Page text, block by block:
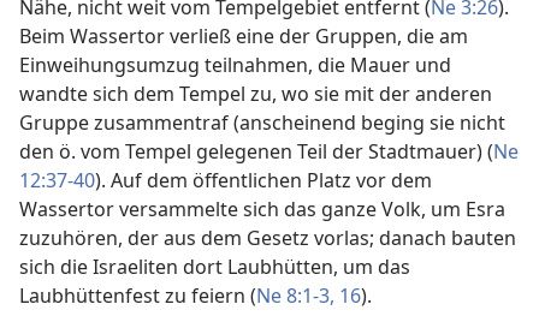
Nähe, nicht weit vom Tempelgebiet entfernt (Ne 3:26).
Beim Wassertor verließ eine der Gruppen, die am
Einweihungsumzug teilnahmen, die Mauer und
wandte sich dem Tempel zu, wo sie mit der anderen
Gruppe zusammentraf (anscheinend beging sie nicht
den ö. vom Tempel gelegenen Teil der Stadtmauer) (Ne
12:37-40). Auf dem öffentlichen Platz vor dem
Wassertor versammelte sich das ganze Volk, um Esra
zuzuhören, der aus dem Gesetz vorlas; danach bauten
sich die Israeliten dort Laubhütten, um das
Laubhüttenfest zu feiern (Ne 8:1-3, 16).